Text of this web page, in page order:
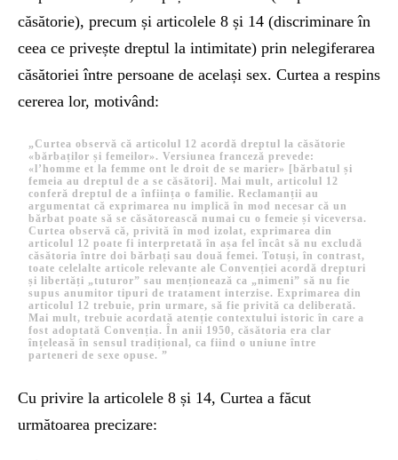
căsătorie), precum și articolele 8 și 14 (discriminare în
ceea ce privește dreptul la intimitate) prin nelegiferarea
căsătoriei între persoane de același sex. Curtea a respins
cererea lor, motivând:
„Curtea observă că articolul 12 acordă dreptul la căsătorie
«bărbaților și femeilor». Versiunea franceză prevede:
«l’homme et la femme ont le droit de se marier» [bărbatul și
femeia au dreptul de a se căsători]. Mai mult, articolul 12
conferă dreptul de a înființa o familie. Reclamanții au
argumentat că exprimarea nu implică în mod necesar că un
bărbat poate să se căsătorească numai cu o femeie și viceversa.
Curtea observă că, privită în mod izolat, exprimarea din
articolul 12 poate fi interpretată în așa fel încât să nu excludă
căsătoria între doi bărbați sau două femei. Totuși, în contrast,
toate celelalte articole relevante ale Convenției acordă drepturi
și libertăți „tuturor” sau menționează ca „nimeni” să nu fie
supus anumitor tipuri de tratament interzise. Exprimarea din
articolul 12 trebuie, prin urmare, să fie privită ca deliberată.
Mai mult, trebuie acordată atenție contextului istoric în care a
fost adoptată Convenția. În anii 1950, căsătoria era clar
înțeleasă în sensul tradițional, ca fiind o uniune între
parteneri de sexe opuse. ”
Cu privire la articolele 8 și 14, Curtea a făcut
următoarea precizare: